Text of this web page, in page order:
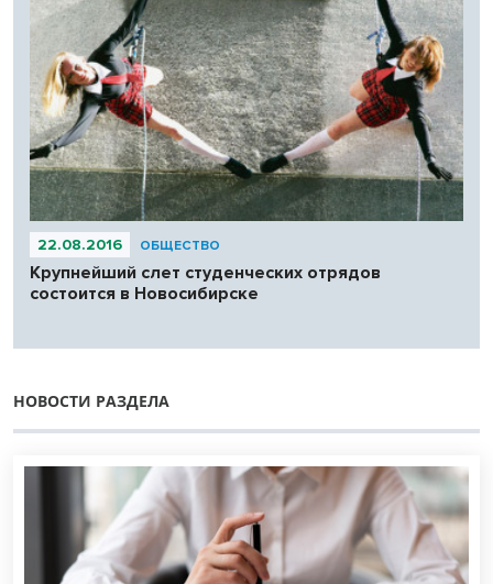
22.08.2016 ОБЩЕСТВО
Крупнейший слет студенческих отрядов
состоится в Новосибирске
НОВОСТИ РАЗДЕЛА